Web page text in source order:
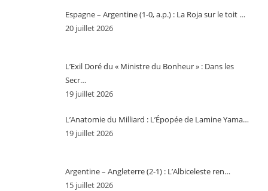
Espagne – Argentine (1-0, a.p.) : La Roja sur le toit …
20 juillet 2026
L’Exil Doré du « Ministre du Bonheur » : Dans les
Secr…
19 juillet 2026
L’Anatomie du Milliard : L’Épopée de Lamine Yama…
19 juillet 2026
Argentine – Angleterre (2-1) : L’Albiceleste ren…
15 juillet 2026